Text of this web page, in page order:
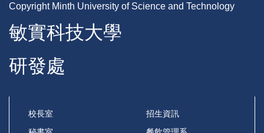
Copyright Minth University of Science and Technology
敏實科技大學
研發處
校長室
招生資訊